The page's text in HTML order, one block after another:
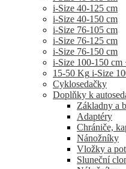
i-Size 40-125 cm
i-Size 40-150 cm
i-Size 76-105 cm
i-Size 76-125 cm
i-Size 76-150 cm
i-Size 100-150 cm
15-50 Kg i-Size
Cyklosedačky
Doplňky k
Základny a
Adaptéry
Chrániče,
Nánožníky
Vložky a
Sluneční